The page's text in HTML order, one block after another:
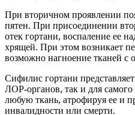
При вторичном проявлении
пятен. При присоединении
отек гортани, воспаление ее
хрящей. При этом возникает
возможно нагноение тканей с
Сифилис гортани
ЛОР-органов, так и для
любую ткань, атрофируя ее и
инвалидности или смерти.